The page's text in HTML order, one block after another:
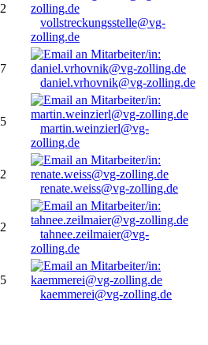
vollstreckungsstelle@vg-
zolling.de
daniel.vrhovnik@vg-zolling.de
martin.weinzierl@vg-
zolling.de
renate.weiss@vg-zolling.de
tahnee.zeilmaier@vg-
zolling.de
kaemmerei@vg-zolling.de